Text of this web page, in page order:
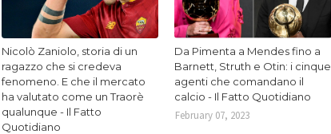
Nicolò Zaniolo, storia di un
ragazzo che si credeva
fenomeno. E che il mercato
ha valutato come un Traorè
qualunque - Il Fatto
Quotidiano
Da Pimenta a Mendes fino a
Barnett, Struth e Otin: i cinque
agenti che comandano il
calcio - Il Fatto Quotidiano
February 07, 2023